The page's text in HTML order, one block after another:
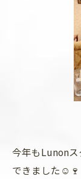
今年もLunon
できました☺️🍷